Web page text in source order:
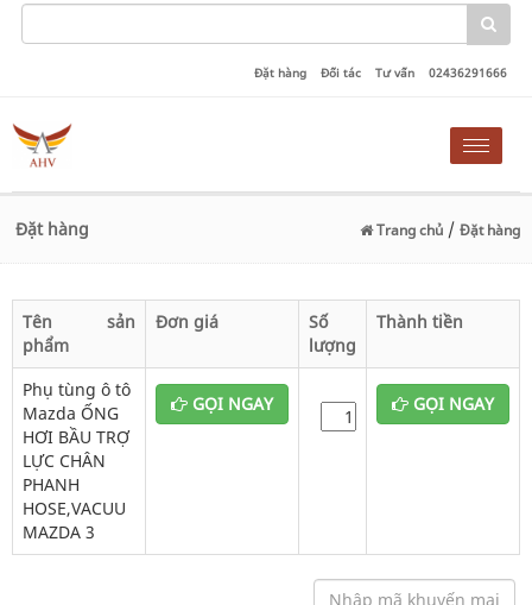
Đặt hàng Đối tác Tư vấn 02436291666
Toggle
Đặt hàng Trang chủ / Đặt hàng
Tên sản
phẩm
Đơn giá
Số
lượng
Thành tiền
Phụ tùng ô tô
Mazda ỐNG
HƠI BẦU TRỢ
LỰC CHÂN
PHANH
HOSE,VACUU
MAZDA 3
GỌI NGAY GỌI NGAY